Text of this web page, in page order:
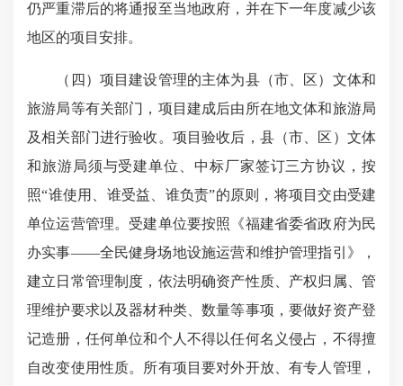
仍严重滞后的将通报至当地政府，并在下一年度减少该
地区的项目安排。
（四）项目建设管理的主体为县（市、区）文体和
旅游局等有关部门，项目建成后由所在地文体和旅游局
及相关部门进行验收。项目验收后，县（市、区）文体
和旅游局须与受建单位、中标厂家签订三方协议，按
照“谁使用、谁受益、谁负责”的原则，将项目交由受建
单位运营管理。受建单位要按照《福建省委省政府为民
办实事——全民健身场地设施运营和维护管理指引》，
建立日常管理制度，依法明确资产性质、产权归属、管
理维护要求以及器材种类、数量等事项，要做好资产登
记造册，任何单位和个人不得以任何名义侵占，不得擅
自改变使用性质。所有项目要对外开放、有专人管理，